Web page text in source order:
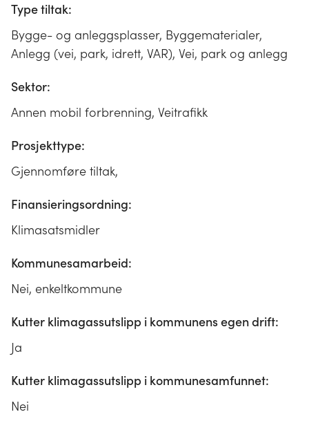
Type tiltak:
Bygge- og anleggsplasser, Byggematerialer,
Anlegg (vei, park, idrett, VAR), Vei, park og anlegg
Sektor:
Annen mobil forbrenning, Veitrafikk
Prosjekttype:
Gjennomføre tiltak,
Finansieringsordning:
Klimasatsmidler
Kommunesamarbeid:
Nei, enkeltkommune
Kutter klimagassutslipp i kommunens egen drift:
Ja
Kutter klimagassutslipp i kommunesamfunnet:
Nei